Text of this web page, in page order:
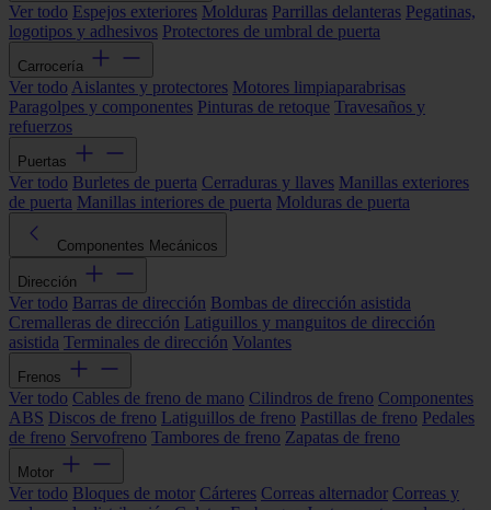
Ver todo Espejos exteriores Molduras Parrillas delanteras Pegatinas,
logotipos y adhesivos Protectores de umbral de puerta
Carrocería
Ver todo Aislantes y protectores Motores limpiaparabrisas
Paragolpes y componentes Pinturas de retoque Travesaños y
refuerzos
Puertas
Ver todo Burletes de puerta Cerraduras y llaves Manillas exteriores
de puerta Manillas interiores de puerta Molduras de puerta
Componentes Mecánicos
Dirección
Ver todo Barras de dirección Bombas de dirección asistida
Cremalleras de dirección Latiguillos y manguitos de dirección
asistida Terminales de dirección Volantes
Frenos
Ver todo Cables de freno de mano Cilindros de freno Componentes
ABS Discos de freno Latiguillos de freno Pastillas de freno Pedales
de freno Servofreno Tambores de freno Zapatas de freno
Motor
Ver todo Bloques de motor Cárteres Correas alternador Correas y